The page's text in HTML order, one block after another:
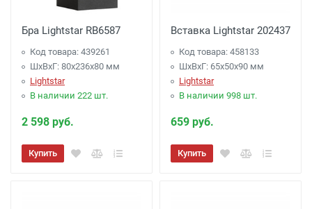
Бра Lightstar RB6587
Код товара: 439261
ШхВхГ: 80x236x80 мм
Lightstar
В наличии 222 шт.
2 598 руб.
Купить
Вставка Lightstar 202437
Код товара: 458133
ШхВхГ: 65x50x90 мм
Lightstar
В наличии 998 шт.
659 руб.
Купить